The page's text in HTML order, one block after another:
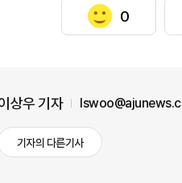
0
상우 기자
기자의 다른기사